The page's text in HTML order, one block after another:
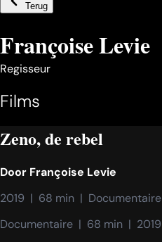
Terug
Françoise Levie
Regisseur
Films
Zeno, de rebel
Door Françoise Levie
2019  |  68 min  |  Documentaire
Documentaire  |  68 min  |  2019